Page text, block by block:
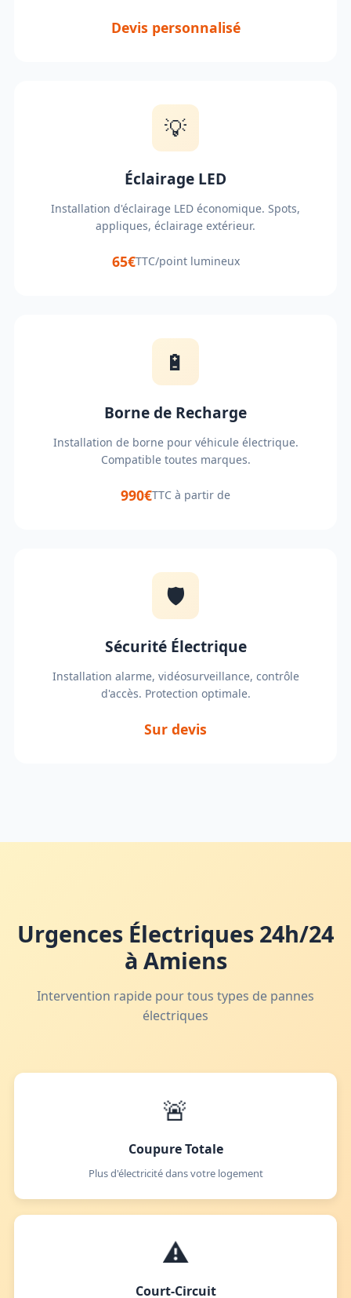
Devis personnalisé
💡
Éclairage LED
Installation d'éclairage LED économique. Spots,
appliques, éclairage extérieur.
65€TTC/point lumineux
🔋
Borne de Recharge
Installation de borne pour véhicule électrique.
Compatible toutes marques.
990€TTC à partir de
🛡️
Sécurité Électrique
Installation alarme, vidéosurveillance, contrôle
d'accès. Protection optimale.
Sur devis
Urgences Électriques 24h/24
à Amiens
Intervention rapide pour tous types de pannes
électriques
🚨
Coupure Totale
Plus d'électricité dans votre logement
⚠️
Court-Circuit